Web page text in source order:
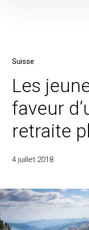
Suisse
Les
faveur
retraite
4 juillet 2018